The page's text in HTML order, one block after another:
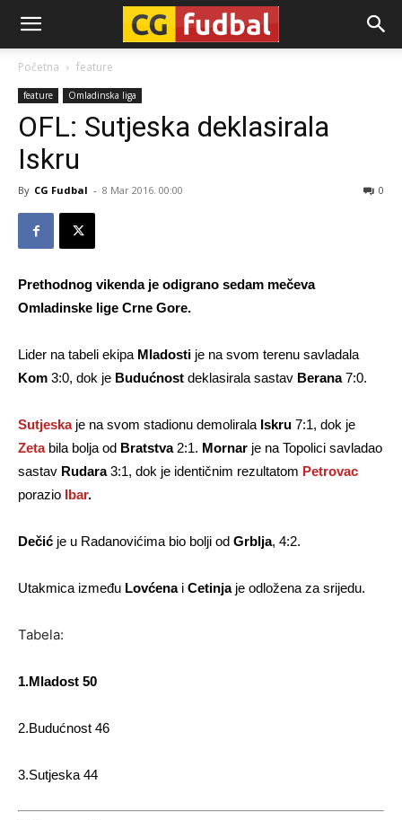
CG-
Fudbal
Početna feature
feature Omladinska liga
OFL: Sutjeska deklasirala
Iskru
By CG Fudbal - 8 Mar 2016. 00:00 0
Prethodnog vikenda je odigrano sedam mečeva
Omladinske lige Crne Gore.
Lider na tabeli ekipa Mladosti je na svom terenu savladala
Kom 3:0, dok je Budućnost deklasirala sastav Berana7:0.
Sutjeskaje na svom stadionu demolirala Iskru 7:1, dok je
Zetabila bolja od Bratstva2:1. Mornar je na Topolici savladao
sastav Rudara3:1, dok je identičnim rezultatom Petrovac
porazio Ibar.
Dečić je u Radanovićima bio bolji od Grblja, 4:2.
Utakmica između Lovćenai Cetinjaje odložena za srijedu.
Tabela:
1.Mladost 50
2.Budućnost 46
3.Sutjeska 44